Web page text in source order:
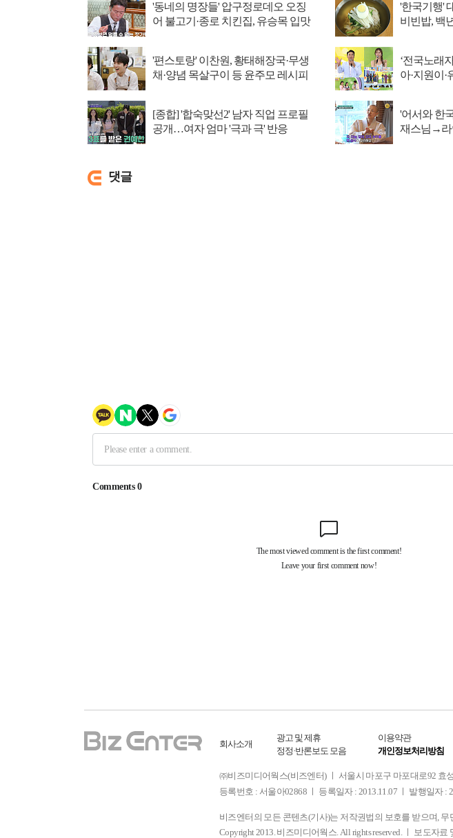
'동네의 명장들' 압구정로데오 오징
어 불고기·종로 치킨집, 유승목 입맛
'한국기행'
비빈밥, 백
'편스토랑' 이찬원, 황태해장국·무생
채·양념 목살구이 등 윤주모 레시피
‘전국노래
아·지원이·
[종합] '합숙맞선2' 남자 직업 프로필
공개…여자 엄마 '극과 극' 반응
'어서와 한
재스님→라
댓글
회사소개
광고 및 제휴
정정·반론보도 모음
이용약관
개인정보처리방침
㈜비즈미디어웍스(비즈엔터) ㅣ 서울시 마포구 마포대로92 효
등록번호 : 서울아02868 ㅣ 등록일자 : 2013.11.07 ㅣ 발행일자
비즈엔터의 모든 콘텐츠(기사)는 저작권법의 보호를 받으며,
Copyright 2013. 비즈미디어웍스. All rights reserved. ㅣ 보도자료